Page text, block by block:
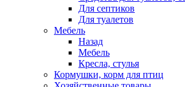
Для септиков
Для туалетов
Мебель
Назад
Мебель
Кресла, стулья
Кормушки, корм для птиц